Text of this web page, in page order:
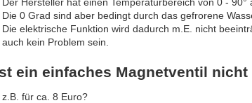
Die 0 Grad sind aber bedingt durch das gefrorene
Die elektrische Funktion wird dadurch m.E. nicht
auch kein Problem sein.
ein einfaches Magnetventil
z.B. für ca. 8 Euro?